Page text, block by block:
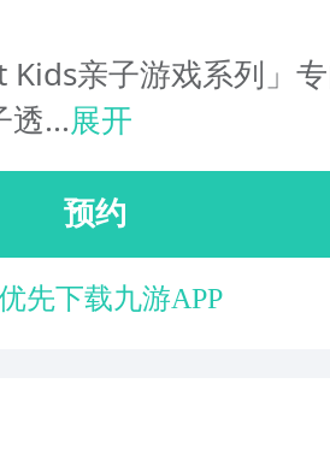
亲子游戏系列」
透...展开
预约
先下载九游APP